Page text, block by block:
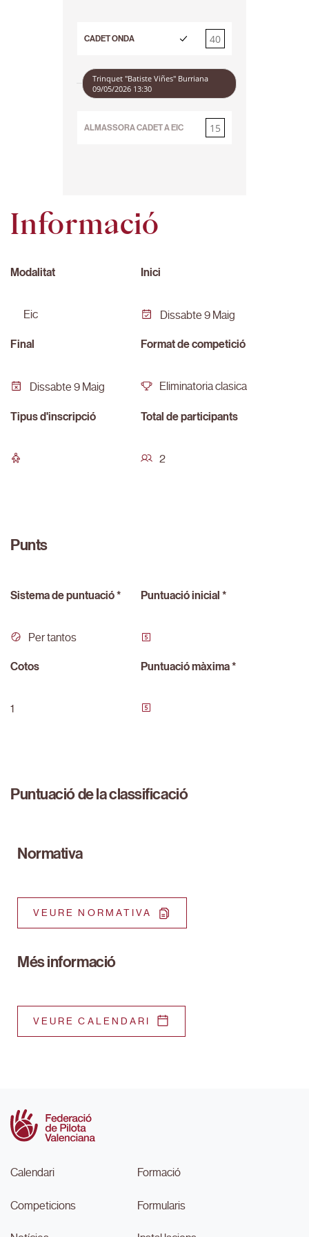
CADET ONDA
40
15
ALMASSORA CADET A EIC
15
40
Trinquet "Batiste Viñes" Burriana
09/05/2026 13:30
Informació
Modalitat
eic
Inici
Dissabte 9 Maig
Final
Dissabte 9 Maig
Format de competició
Eliminatoria clasica
Tipus d'inscripció Total de participants
2
Punts
Sistema de puntuació *
Per tantos
Puntuació inicial *
Cotos
1
Puntuació màxima *
Puntuació de la classificació
Normativa
VEURE NORMATIVA
Més informació
VEURE CALENDARI
Calendari
Competicions
Formació
Formularis